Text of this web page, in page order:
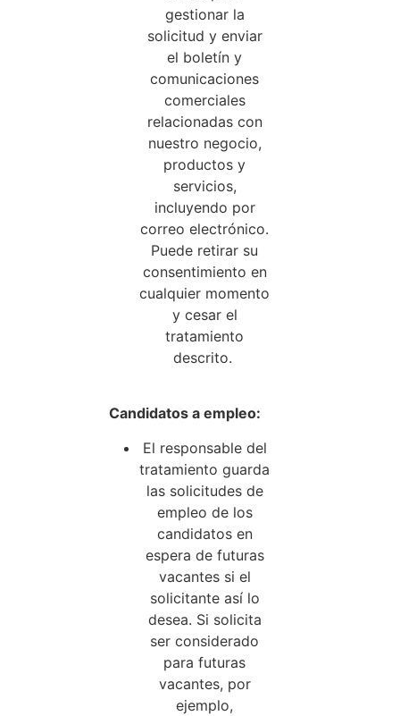
gestionar la
solicitud y enviar
el boletín y
comunicaciones
comerciales
relacionadas con
nuestro negocio,
productos y
servicios,
incluyendo por
correo electrónico.
Puede retirar su
consentimiento en
cualquier momento
y cesar el
tratamiento
descrito.
Candidatos a empleo:
El responsable del
tratamiento guarda
las solicitudes de
empleo de los
candidatos en
espera de futuras
vacantes si el
solicitante así lo
desea. Si solicita
ser considerado
para futuras
vacantes, por
ejemplo,